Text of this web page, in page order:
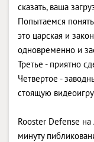
сказать, ваша
Попытаемся
это царская и
одновременно и
Третье - приятно
Четвертое -
стоящую
Rooster Defense
минуту